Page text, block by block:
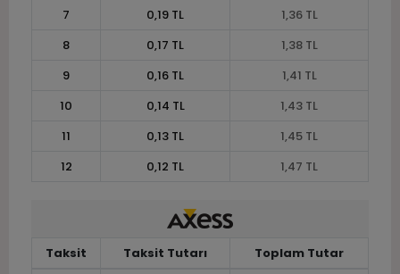
7
0,19 TL
1,36 TL
8
0,17 TL
1,38 TL
9
0,16 TL
1,41 TL
10
0,14 TL
1,43 TL
11
0,13 TL
1,45 TL
12
0,12 TL 1,47 TL
Taksit Taksit Tutarı
Toplam Tutar